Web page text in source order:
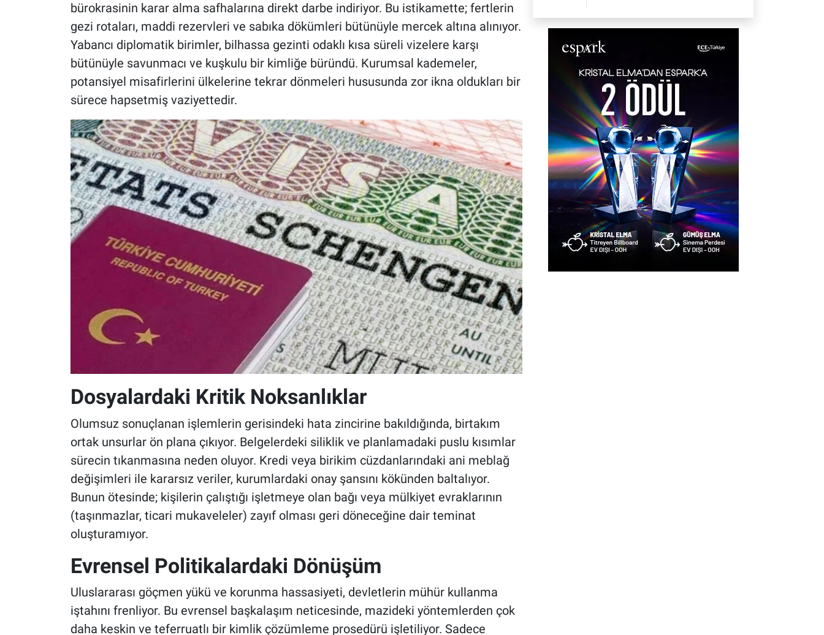
bürokrasinin karar alma safhalarına direkt darbe indiriyor. Bu istikamette; fertlerin
gezi rotaları, maddi rezervleri ve sabıka dökümleri bütünüyle mercek altına alınıyor.
Yabancı diplomatik birimler, bilhassa gezinti odaklı kısa süreli vizelere karşı
bütünüyle savunmacı ve kuşkulu bir kimliğe büründü. Kurumsal kademeler,
potansiyel misafirlerini ülkelerine tekrar dönmeleri hususunda zor ikna oldukları bir
sürece hapsetmiş vaziyettedir.
Dosyalardaki Kritik Noksanlıklar
Olumsuz sonuçlanan işlemlerin gerisindeki hata zincirine bakıldığında, birtakım
ortak unsurlar ön plana çıkıyor. Belgelerdeki siliklik ve planlamadaki puslu kısımlar
sürecin tıkanmasına neden oluyor. Kredi veya birikim cüzdanlarındaki ani meblağ
değişimleri ile kararsız veriler, kurumlardaki onay şansını kökünden baltalıyor.
Bunun ötesinde; kişilerin çalıştığı işletmeye olan bağı veya mülkiyet evraklarının
(taşınmazlar, ticari mukaveleler) zayıf olması geri döneceğine dair teminat
oluşturamıyor.
Evrensel Politikalardaki Dönüşüm
Uluslararası göçmen yükü ve korunma hassasiyeti, devletlerin mühür kullanma
iştahını frenliyor. Bu evrensel başkalaşım neticesinde, mazideki yöntemlerden çok
daha keskin ve teferruatlı bir kimlik çözümleme prosedürü işletiliyor. Sadece